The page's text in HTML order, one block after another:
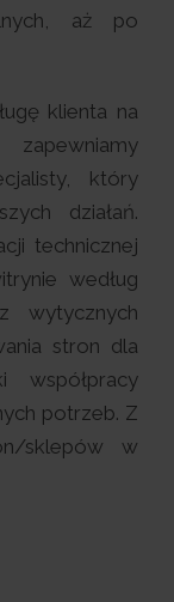
aż po
klienta na
który
działań.
technicznej
według
wytycznych
stron dla
współpracy
potrzeb. Z
sklepów w